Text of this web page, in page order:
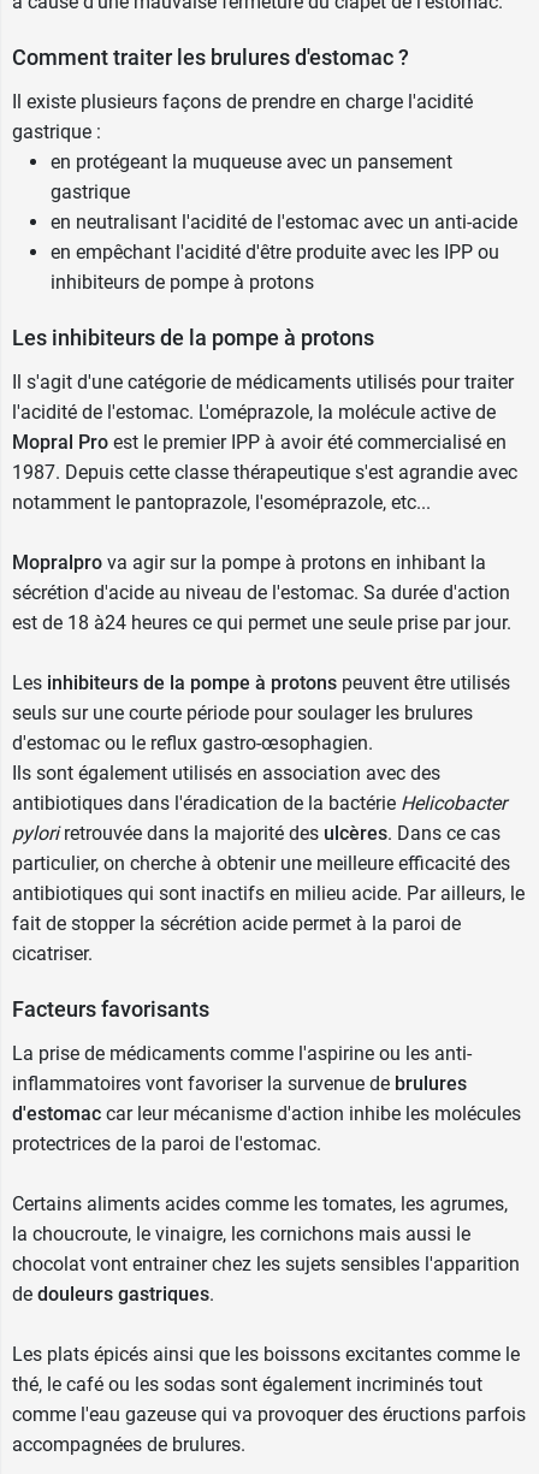
masquer les symptômes d'une autre maladie.
Vous devez donc en parler avec votre médecin si
vous avez des troubles de la déglutition, des
douleurs d'estomac persistantes et violentes,
vous avez des selles noires, de la diarrhée
importante, vous vomissez de la nourriture ou du
sang, vous avez ou avez eu un ulcère gastrique,
vous avez un problème hépatique, vous devez
faire un examen sanguin spécifique
prenez tous les jours un médicament contre
l'indigestion.
L'utilisation deMopralpro est déconseillée chez
les patients intolérants au fructose ou avec un
syndrome de malabsorption du glucose et du
Ne prenez pas les comprimés deMopralprosi
vous êtes sous traitement de nelfinavir (infection
En cas de traitement par
le kétoconazole, itraconazole ou
voriconazole (traitement des mycoses)
le clopidogrel, la warfarine, les anti
vitamines K (prévention de la formation de
caillots sanguins)
la digoxine (maladie cardiaque)
la phénytoïne (épilepsie)
l'atazanavir, le saquinavir (infection du VIH)
le tacrolimus (greffe)
le millepertuis (dépression)
le cilostazol (claudication intermittente)
Dans tous ces cas de figure, prévenez votre
Ne pas prendre ce médicament avant 18 ans. Ne
pas utiliser en cas d'allergie à l'un des
composants.
Avant de prendre ce médicament, lire
attentivement la notice.
Conditionnement: boîte de 7 ou de 14
Comment traiter les brulures d'estomac ?
Il existe plusieurs façons de prendre en charge l'acidité
gastrique :
en protégeant la muqueuse avec un pansement
gastrique
en neutralisant l'acidité de l'estomac avec un anti-acide
en empêchant l'acidité d'être produite avec les IPP ou
inhibiteurs de pompe à protons
Les inhibiteurs de la pompe à protons
Il s'agit d'une catégorie de médicaments utilisés pour traiter
l'acidité de l'estomac. L'oméprazole, la molécule active de
Mopral Pro est le premier IPP à avoir été commercialisé en
1987. Depuis cette classe thérapeutique s'est agrandie avec
notamment le pantoprazole, l'esoméprazole, etc...
Mopralpro va agir sur la pompe à protons en inhibant la
sécrétion d'acide au niveau de l'estomac. Sa durée d'action
est de 18 à24 heures ce qui permet une seule prise par jour.
Les inhibiteurs de la pompe à protons peuvent être utilisés
seuls sur une courte période pour soulager les brulures
d'estomac ou le reflux gastro-œsophagien.
Ils sont également utilisés en association avec des
antibiotiques dans l'éradication de la bactérie Helicobacter
pyloriretrouvée dans la majorité des ulcères. Dans ce cas
particulier, on cherche à obtenir une meilleure efficacité des
antibiotiques qui sont inactifs en milieu acide. Par ailleurs, le
fait de stopper la sécrétion acide permet à la paroi de
cicatriser.
Facteurs favorisants
La prise de médicaments comme l'aspirine ou les anti-
inflammatoires vont favoriser la survenue de brulures
d'estomac car leur mécanisme d'action inhibe les molécules
protectrices de la paroi de l'estomac.
Certains aliments acides comme les tomates, les agrumes,
la choucroute, le vinaigre, les cornichons mais aussi le
chocolat vont entrainer chez les sujets sensibles l'apparition
de douleurs gastriques.
Les plats épicés ainsi que les boissons excitantes comme le
thé, le café ou les sodas sont également incriminés tout
comme l'eau gazeuse qui va provoquer des éructions parfois
accompagnées de brulures.